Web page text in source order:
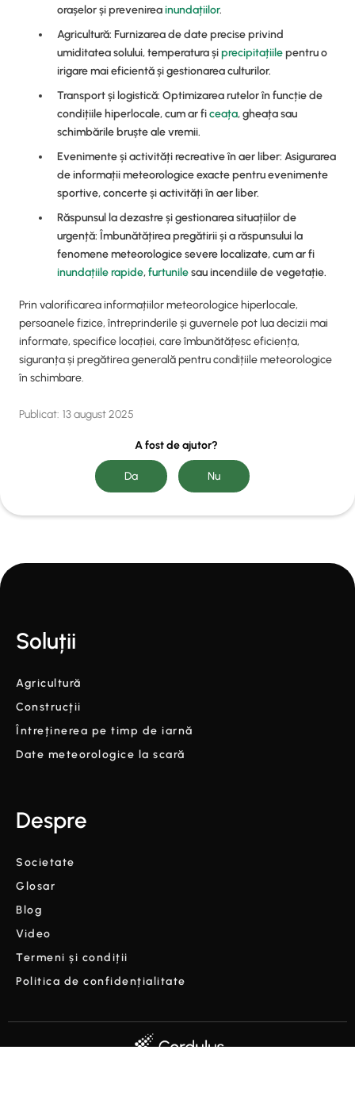
orașelor și prevenireainundațiilor.
Agricultură: Furnizarea de date precise privind
umiditatea solului, temperatura șiprecipitațiilepentru o
irigare mai eficientă și gestionarea culturilor.
Transport și logistică: Optimizarea rutelor în funcție de
condițiile hiperlocale, cum ar ficeața, gheața sau
schimbările bruște ale vremii.
Evenimente și activități recreative în aer liber: Asigurarea
de informații meteorologice exacte pentru evenimente
sportive, concerte și activități în aer liber.
Răspunsul la dezastre și gestionarea situațiilor de
urgență: Îmbunătățirea pregătirii și a răspunsului la
fenomene meteorologice severe localizate, cum ar fi
inundațiile rapide,furtunilesau incendiile de vegetație.
Prin valorificarea informațiilor meteorologice hiperlocale,
persoanele fizice, întreprinderile și guvernele pot lua decizii mai
informate, specifice locației, care îmbunătățesc eficiența,
siguranța și pregătirea generală pentru condițiile meteorologice
în schimbare.
Publicat: 13 august 2025
A fost de ajutor?
Soluții
Agricultură
Construcții
Întreținerea pe timp de iarnă
Date meteorologice la scară
Despre
Societate
Glosar
Blog
Video
Termeni și condiții
Politica de confidențialitate